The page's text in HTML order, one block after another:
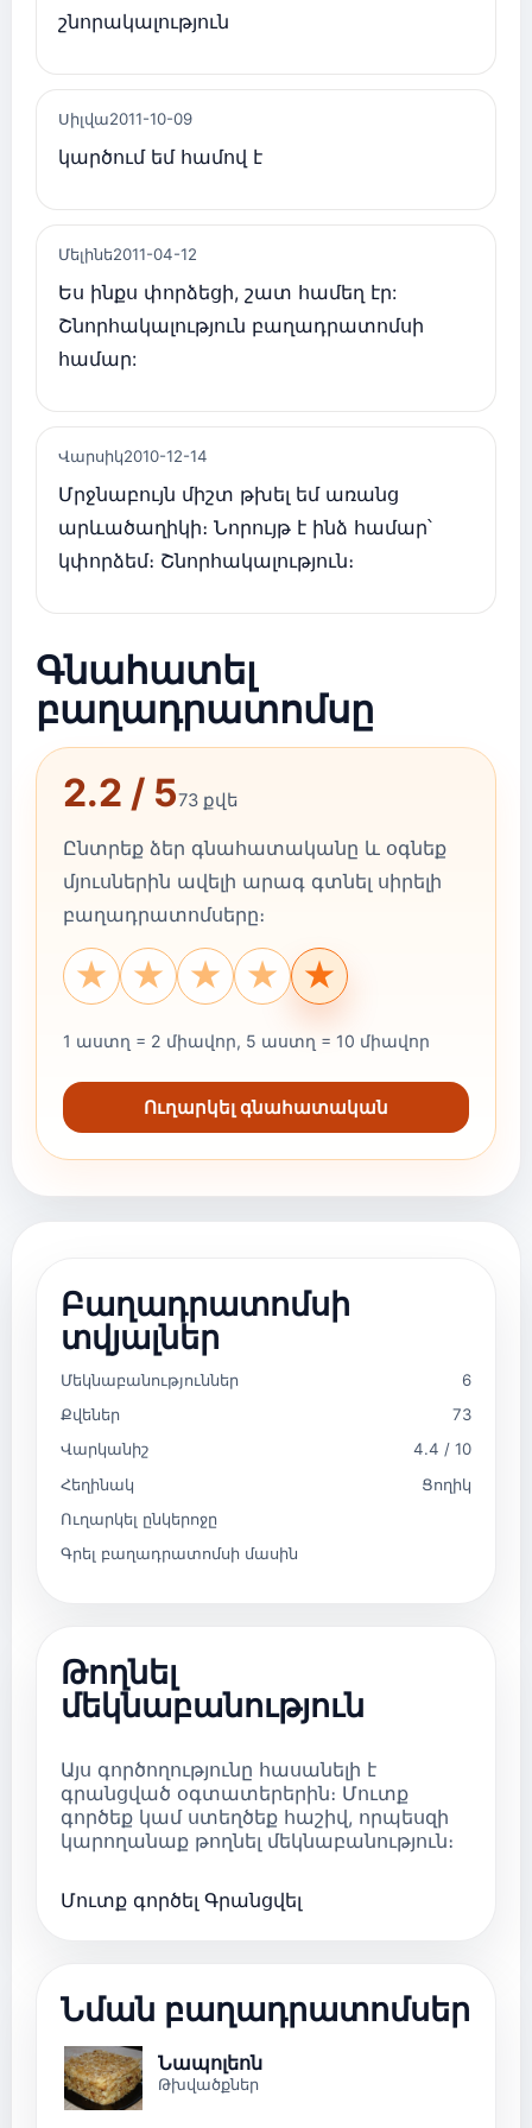
շնորակալություն
Սիլվա2011-10-09
կարծում եմ համով է
Մելինե2011-04-12
Ես ինքս փորձեցի, շատ համեղ էր:
Շնորհակալություն բաղադրատոմսի
համար:
Վարսիկ2010-12-14
Մրջնաբույն միշտ թխել եմ առանց
արևածաղիկի։ Նորույթ է ինձ համար՝
կփորձեմ։ Շնորհակալություն։
Գնահատել
բաղադրատոմսը
2.2 / 573 քվե
Ընտրեք ձեր գնահատականը և օգնեք
մյուսներին ավելի արագ գտնել սիրելի
բաղադրատոմսերը։
★
★
★
★
★
1 աստղ = 2 միավոր, 5 աստղ = 10 միավոր
Ուղարկել գնահատական
Բաղադրատոմսի
տվյալներ
Մեկնաբանություններ
6
Քվեներ
73
Վարկանիշ
4.4 / 10
Հեղինակ
Ցողիկ
Ուղարկել ընկերոջը
Գրել բաղադրատոմսի մասին
Թողնել
մեկնաբանություն
Այս գործողությունը հասանելի է
գրանցված օգտատերերին։ Մուտք
գործեք կամ ստեղծեք հաշիվ, որպեսզի
կարողանաք թողնել մեկնաբանություն։
Մուտք գործել Գրանցվել
Նման բաղադրատոմսեր
Նապոլեոն
Թխվածքներ